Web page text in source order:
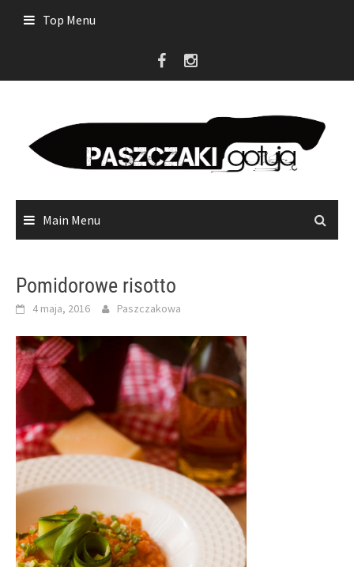
Top Menu
Main Menu
Pomidorowe risotto
4 maja, 2016 Paszczakowa